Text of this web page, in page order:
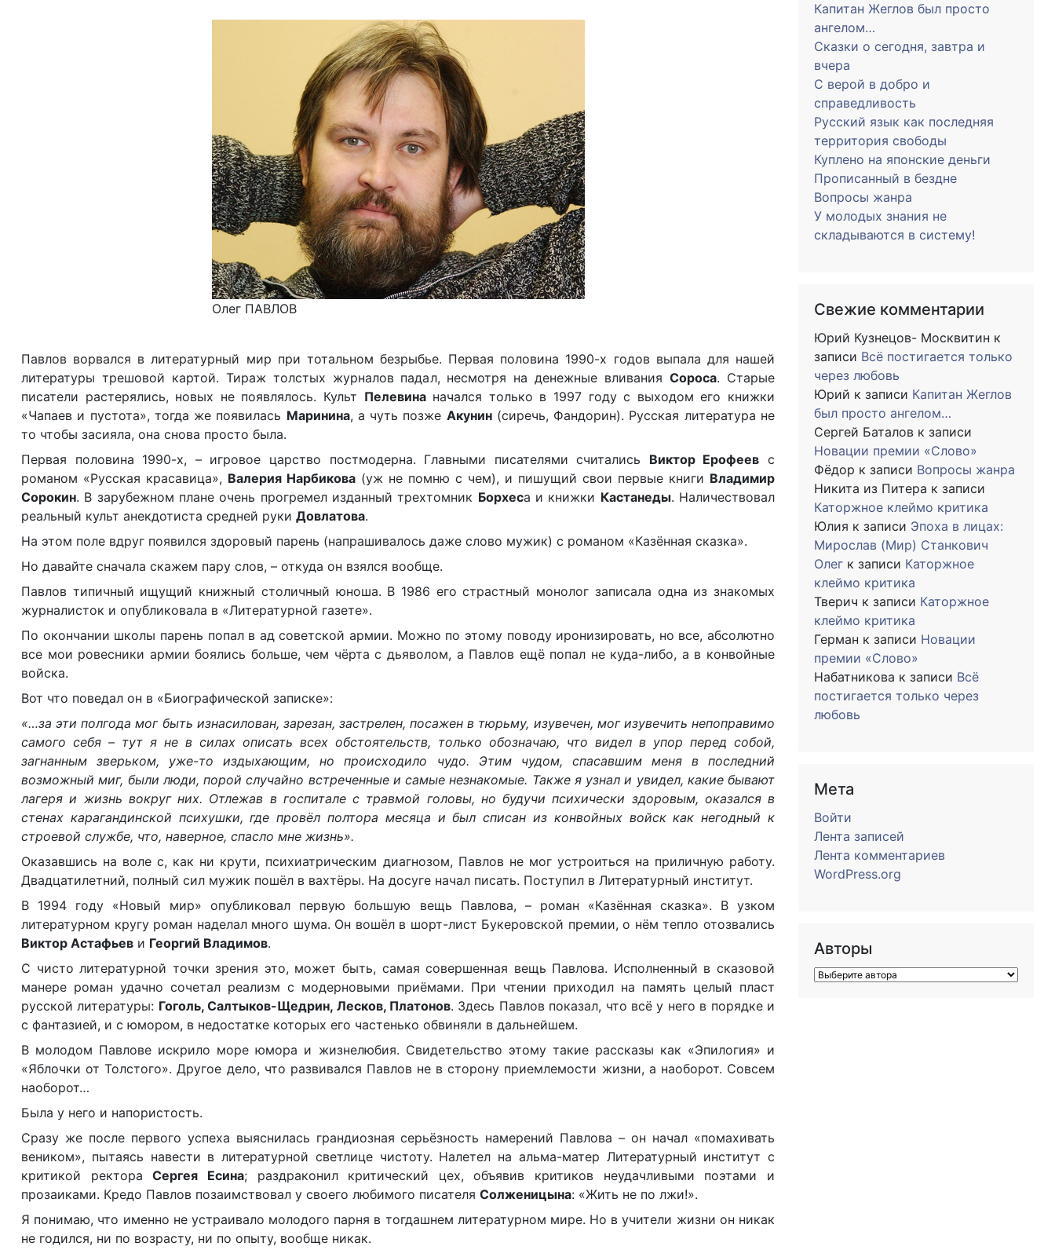
Олег ПАВЛОВ
Павлов ворвался в литературный мир при тотальном безрыбье. Первая половина 1990-х годов выпала для нашей
литературы трешовой картой. Тираж толстых журналов падал, несмотря на денежные вливанияСороса. Старые
писатели растерялись, новых не появлялось. Культ Пелевинаначался только в 1997 году с выходом его книжки
«Чапаев и пустота», тогда же появилась Маринина, а чуть позже Акунин(сиречь, Фандорин). Русская литература не
то чтобы засияла, она снова просто была.
Первая половина 1990-х, – игровое царство постмодерна. Главными писателями считались Виктор Ерофеев с
романом «Русская красавица», Валерия Нарбикова (уж не помню с чем), и пишущий свои первые книги Владимир
Сорокин. В зарубежном плане очень прогремел изданный трехтомник Борхеса и книжки Кастанеды. Наличествовал
реальный культ анекдотиста средней руки Довлатова.
На этом поле вдруг появился здоровый парень (напрашивалось даже слово мужик) с романом «Казённая сказка».
Но давайте сначала скажем пару слов, – откуда он взялся вообще.
Павлов типичный ищущий книжный столичный юноша. В 1986 его страстный монолог записала одна из знакомых
журналисток и опубликовала в «Литературной газете».
По окончании школы парень попал в ад советской армии. Можно по этому поводу иронизировать, но все, абсолютно
все мои ровесники армии боялись больше, чем чёрта с дьяволом, а Павлов ещё попал не куда-либо, а в конвойные
войска.
Вот что поведал он в «Биографической записке»:
«…за эти полгода мог быть изнасилован, зарезан, застрелен, посажен в тюрьму, изувечен, мог изувечить непоправимо
самого себя – тут я не в силах описать всех обстоятельств, только обозначаю, что видел в упор перед собой,
загнанным зверьком, уже-то издыхающим, но происходило чудо. Этим чудом, спасавшим меня в последний
возможный миг, были люди, порой случайно встреченные и самые незнакомые. Также я узнал и увидел, какие бывают
лагеря и жизнь вокруг них. Отлежав в госпитале с травмой головы, но будучи психически здоровым, оказался в
стенах карагандинской психушки, где провёл полтора месяца и был списан из конвойных войск как негодный к
строевой службе, что, наверное, спасло мне жизнь».
Оказавшись на воле с, как ни крути, психиатрическим диагнозом, Павлов не мог устроиться на приличную работу.
Двадцатилетний, полный сил мужик пошёл в вахтёры. На досуге начал писать. Поступил в Литературный институт.
В 1994 году «Новый мир» опубликовал первую большую вещь Павлова, – роман «Казённая сказка». В узком
литературном кругу роман наделал много шума. Он вошёл в шорт-лист Букеровской премии, о нём тепло отозвались
Виктор Астафьев и Георгий Владимов.
С чисто литературной точки зрения это, может быть, самая совершенная вещь Павлова. Исполненный в сказовой
манере роман удачно сочетал реализм с модерновыми приёмами. При чтении приходил на память целый пласт
русской литературы: Гоголь, Салтыков-Щедрин, Лесков, Платонов. Здесь Павлов показал, что всё у него в порядке и
с фантазией, и с юмором, в недостатке которых его частенько обвиняли в дальнейшем.
В молодом Павлове искрило море юмора и жизнелюбия. Свидетельство этому такие рассказы как «Эпилогия» и
«Яблочки от Толстого». Другое дело, что развивался Павлов не в сторону приемлемости жизни, а наоборот. Совсем
наоборот…
Была у него и напористость.
Сразу же после первого успеха выяснилась грандиозная серьёзность намерений Павлова – он начал «помахивать
веником», пытаясь навести в литературной светлице чистоту. Налетел на альма-матер Литературный институт с
критикой ректораСергея Есина; раздраконил критический цех, объявив критиков неудачливыми поэтами и
прозаиками. Кредо Павлов позаимствовал у своего любимого писателя Солженицына: «Жить не по лжи!».
Я понимаю, что именно не устраивало молодого парня в тогдашнем литературном мире. Но в учители жизни он никак
не годился, ни по возрасту, ни по опыту, вообще никак.
Капитан Жеглов был просто
ангелом…
Сказки о сегодня, завтра и
вчера
С верой в добро и
справедливость
Русский язык как последняя
территория свободы
Куплено на японские деньги
Прописанный в бездне
Вопросы жанра
У молодых знания не
складываются в систему!
Свежие комментарии
Юрий Кузнецов- Москвитин к
записи Всё постигается только
через любовь
Юрий к записи Капитан Жеглов
был просто ангелом…
Сергей Баталов к записи
Новации премии «Слово»
Фёдор к записи Вопросы жанра
Никита из Питера к записи
Каторжное клеймо критика
Юлия к записи Эпоха в лицах:
Мирослав (Мир) Станкович
Олег к записи Каторжное
клеймо критика
Тверич к записи Каторжное
клеймо критика
Герман к записи Новации
премии «Слово»
Набатникова к записи Всё
постигается только через
любовь
Мета
Войти
Лента записей
Лента комментариев
WordPress.org
Авторы